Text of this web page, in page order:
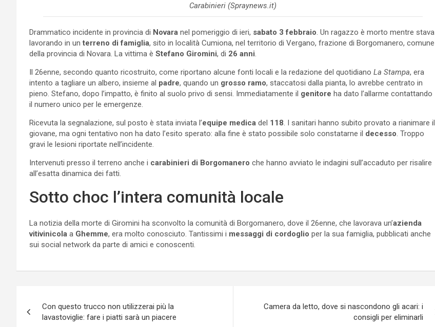
Carabinieri (Spraynews.it)
Drammatico incidente in provincia di Novara nel pomeriggio di ieri, sabato 3 febbraio . Un ragazzo è morto mentre stava
lavorando in unterreno di famiglia, sito in località Cumiona, nel territorio di Vergano, frazione di Borgomanero, comune
della provincia di Novara. La vittima è Stefano Giromini, di 26 anni
Il 26enne, secondo quanto ricostruito, come riportano alcune fonti locali e la redazione del quotidiano La Stampa, era
intento a tagliare un albero, insieme al padre, quando un grosso ramo, staccatosi dalla pianta, lo avrebbe centrato in
pieno. Stefano, dopo l’impatto, è finito al suolo privo di sensi. Immediatamente il genitore ha dato l’allarme contattando
il numero unico per le emergenze.
Ricevuta la segnalazione, sul posto è stata inviata l’equipe medica del 118 . I sanitari hanno subito provato a rianimare il
giovane, ma ogni tentativo non ha dato l’esito sperato: alla fine è stato possibile solo constatarne il decesso . Troppo
gravi le lesioni riportate nell’incidente.
Intervenuti presso il terreno anche i carabinieri di Borgomanero che hanno avviato le indagini sull’accaduto per risalire
all’esatta dinamica dei fatti.
Sotto choc l’intera comunità locale
La notizia della morte di Giromini ha sconvolto la comunità di Borgomanero, dove il 26enne, che lavorava un’azienda
vitivinicola a Ghemme, era molto conosciuto. Tantissimi i messaggi di cordoglio per la sua famiglia, pubblicati anche
sui social network da parte di amici e conoscenti.
articoli
Con questo trucco non utilizzerai più la
lavastoviglie: fare i piatti sarà un piacere
Camera da letto, dove si nascondono gli acari: i
consigli per eliminarli